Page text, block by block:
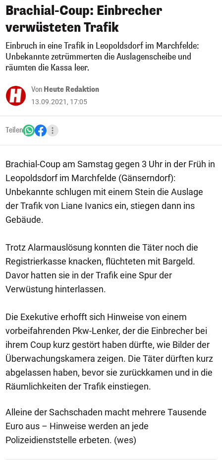
Brachial-Coup: Einbrecher
verwüsteten Trafik
Einbruch in eine Trafik in Leopoldsdorf im Marchfelde:
Unbekannte zetrümmerten die Auslagenscheibe und
räumten die Kassa leer.
Von Heute Redaktion
13.09.2021, 17:05
Teilen
Brachial-Coup am Samstag gegen 3 Uhr in der Früh in
Leopoldsdorf im Marchfelde (Gänserndorf):
Unbekannte schlugen mit einem Stein die Auslage
der Trafik von Liane Ivanics ein, stiegen dann ins
Gebäude.
Trotz Alarmauslösung konnten die Täter noch die
Registrierkasse knacken, flüchteten mit Bargeld.
Davor hatten sie in der Trafik eine Spur der
Verwüstung hinterlassen.
Die Exekutive erhofft sich Hinweise von einem
vorbeifahrenden Pkw-Lenker, der die Einbrecher bei
ihrem Coup kurz gestört haben dürfte, wie Bilder der
Überwachungskamera zeigen. Die Täter dürften kurz
abgelassen haben, bevor sie zurückkamen und in die
Räumlichkeiten der Trafik einstiegen.
Alleine der Sachschaden macht mehrere Tausende
Euro aus – Hinweise werden an jede
Polizeidienststelle erbeten. (wes)